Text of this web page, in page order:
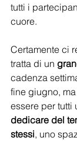
tutti i
cuore.
Certamente ci
tratta di un
cadenza
fine giugno,
essere per tutti
dedicare del
stessi, uno